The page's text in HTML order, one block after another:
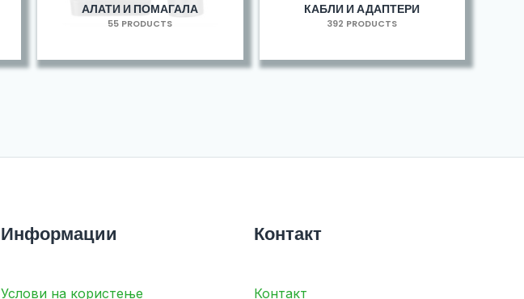
АЛАТИ И ПОМАГАЛА
55 PRODUCTS
КАБЛИ И АДАПТЕРИ
392 PRODUCTS
Информации
Услови на користење
Контакт
Контакт